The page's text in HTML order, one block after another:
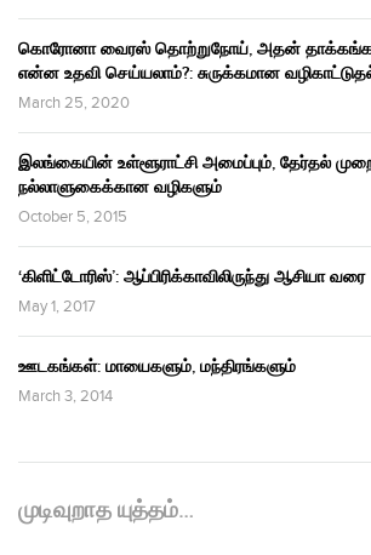
கொரோனா வைரஸ் தொற்றுநோய், அதன்
என்ன உதவி செய்யலாம்?: சுருக்கமான
March 25, 2020
இலங்கையின் உள்ளூராட்சி அமைப்பும், தேர்தல்
நல்லாளுகைக்கான வழிகளும்
October 5, 2015
‘கிளிட்டோரிஸ்’: ஆப்பிரிக்காவிலிருந்து ஆசியா வரை
May 1, 2017
ஊடகங்கள்: மாயைகளும், மந்திரங்களும்
March 3, 2014
முடிவுறாத யுத்தம்…